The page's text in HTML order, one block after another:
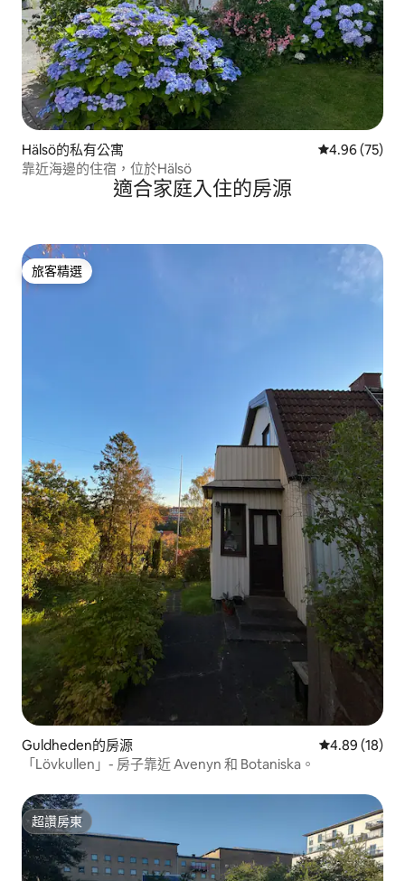
Hälsö的私有公寓 從 75 則評價
4.96 (75)
靠近海邊的住宿，位於Hälsö
適合家庭入住的房源
旅客精選
旅客精選
Guldheden的房源 從 18 則評價
4.89 (18)
「Lövkullen」- 房子靠近 Avenyn 和 Botaniska。
超讚房東
超讚房東